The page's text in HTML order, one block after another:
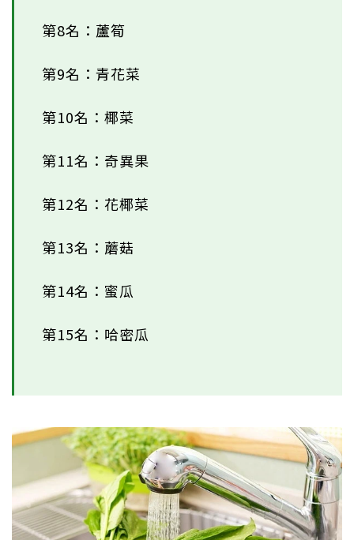
第8名：蘆筍
第9名：青花菜
第10名：椰菜
第11名：奇異果
第12名：花椰菜
第13名：蘑菇
第14名：蜜瓜
第15名：哈密瓜